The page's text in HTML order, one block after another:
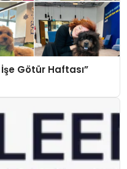
Götür Haftası”